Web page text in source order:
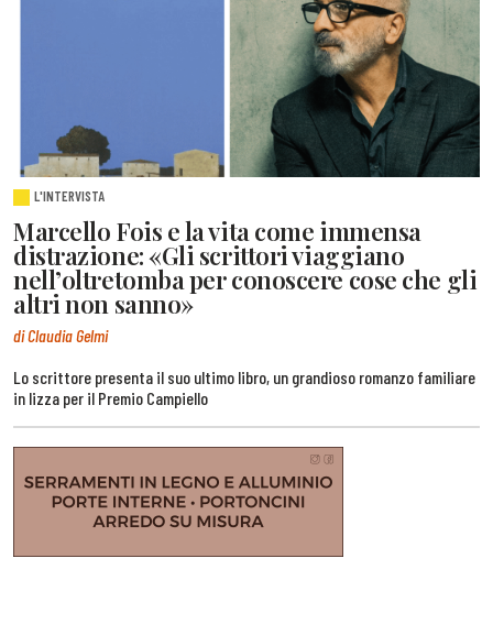
L'INTERVISTA
Marcello Fois e la vita come immensa
distrazione: «Gli scrittori viaggiano
nell’oltretomba per conoscere cose che gli
altri non sanno»
di Claudia Gelmi
Lo scrittore presenta il suo ultimo libro, un grandioso romanzo familiare
in lizza per il Premio Campiello